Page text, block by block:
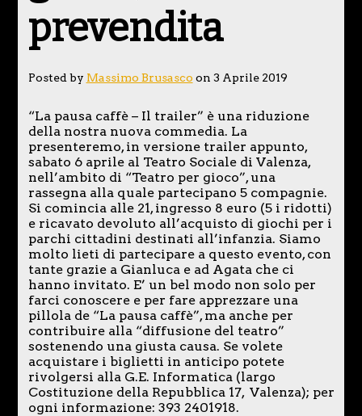
prevendita
Posted by Massimo Brusasco on 3 Aprile 2019
“La pausa caffè – Il trailer” è una riduzione
della nostra nuova commedia. La
presenteremo, in versione trailer appunto,
sabato 6 aprile al Teatro Sociale di Valenza,
nell’ambito di “Teatro per gioco”, una
rassegna alla quale partecipano 5 compagnie.
Si comincia alle 21, ingresso 8 euro (5 i ridotti)
e ricavato devoluto all’acquisto di giochi per i
parchi cittadini destinati all’infanzia. Siamo
molto lieti di partecipare a questo evento, con
tante grazie a Gianluca e ad Agata che ci
hanno invitato. E’ un bel modo non solo per
farci conoscere e per fare apprezzare una
pillola de “La pausa caffè”, ma anche per
contribuire alla “diffusione del teatro”
sostenendo una giusta causa. Se volete
acquistare i biglietti in anticipo potete
rivolgersi alla G.E. Informatica (largo
Costituzione della Repubblica 17, Valenza); per
ogni informazione: 393 2401918.